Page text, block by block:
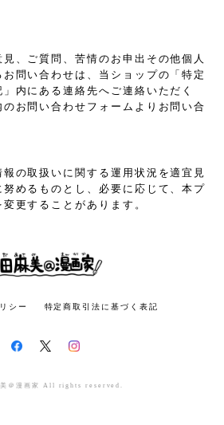
、ご質問、苦情のお申出その他個人
問い合わせは、当ショップの「特定
内にある連絡先へご連絡いただく
お問い合わせフォームよりお問い合
の取扱いに関する運用状況を適宜見
めるものとし、必要に応じて、本プ
更することがあります。
シー 特定商取引法に基づく表記
＠漫画家 All rights reserved.